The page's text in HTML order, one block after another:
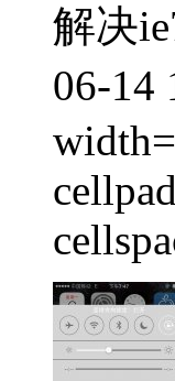
解决
06-14